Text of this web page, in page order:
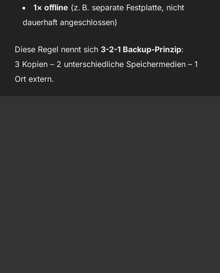
1× offline (z. B. separate Festplatte, nicht
dauerhaft angeschlossen)
Diese Regel nennt sich 3-2-1 Backup-Prinzip:
3 Kopien – 2 unterschiedliche Speichermedien – 1
Ort extern.